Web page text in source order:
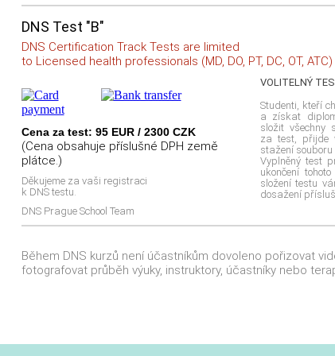
DNS Test "B"
DNS Certification Track Tests are limited
to Licensed health professionals (MD, DO, PT, DC, OT,
Cena za test: 95 EUR / 2300 CZK
(Cena obsahuje příslušné DPH země
plátce.)
Děkujeme za vaši registraci
k DNS testu.
DNS Prague School Team
VOLITELNÝ
Studenti, kteří
a získat
složit všechny
za test, přijde
stažení
Vyplněný test
ukončení
složení testu
dosažení
Během DNS kurzů není účastníkům dovoleno pořizovat
fotografovat průběh výuky, instruktory, účastníky nebo